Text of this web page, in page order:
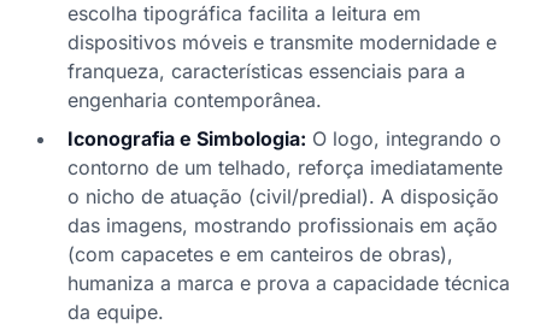
escolha tipográfica facilita a leitura em
dispositivos móveis e transmite modernidade e
franqueza, características essenciais para a
engenharia contemporânea.
Iconografia e Simbologia: O logo, integrando o
contorno de um telhado, reforça imediatamente
o nicho de atuação (civil/predial). A disposição
das imagens, mostrando profissionais em ação
(com capacetes e em canteiros de obras),
humaniza a marca e prova a capacidade técnica
da equipe.